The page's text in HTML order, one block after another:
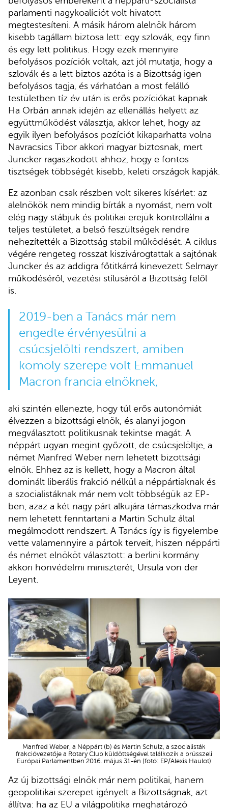
parlamenti nagykoalíciót volt hivatott
megtestesíteni. A másik három alelnök három
kisebb tagállam biztosa lett: egy szlovák, egy finn
és egy lett politikus. Hogy ezek mennyire
befolyásos pozíciók voltak, azt jól mutatja, hogy a
szlovák és a lett biztos azóta is a Bizottság igen
befolyásos tagja, és várhatóan a most felálló
testületben tíz év után is erős pozíciókat kapnak.
Ha Orbán annak idején az ellenállás helyett az
együttműködést választja, akkor lehet, hogy az
egyik ilyen befolyásos pozíciót kikaparhatta volna
Navracsics Tibor akkori magyar biztosnak, mert
Juncker ragaszkodott ahhoz, hogy e fontos
tisztségek többségét kisebb, keleti országok kapják.
Ez azonban csak részben volt sikeres kísérlet: az
alelnökök nem mindig bírták a nyomást, nem volt
elég nagy stábjuk és politikai erejük kontrollálni a
teljes testületet, a belső feszültségek rendre
nehezítették a Bizottság stabil működését. A ciklus
végére rengeteg rosszat kiszivárogtattak a sajtónak
Juncker és az addigra főtitkárrá kinevezett Selmayr
működéséről, vezetési stílusáról a Bizottság felől
is.
2019-ben a Tanács már nem
engedte érvényesülni a
csúcsjelölti rendszert, amiben
komoly szerepe volt Emmanuel
Macron francia elnöknek,
aki szintén ellenezte, hogy túl erős autonómiát
élvezzen a bizottsági elnök, és alanyi jogon
megválasztott politikusnak tekintse magát. A
néppárt ugyan megint győzött, de csúcsjelöltje, a
német Manfred Weber nem lehetett bizottsági
elnök. Ehhez az is kellett, hogy a Macron által
dominált liberális frakció nélkül a néppártiaknak és
a szocialistáknak már nem volt többségük az EP-
ben, azaz a két nagy párt alkujára támaszkodva már
nem lehetett fenntartani a Martin Schulz által
megálmodott rendszert. A Tanács így is figyelembe
vette valamennyire a pártok terveit, hiszen néppárti
és német elnököt választott: a berlini kormány
akkori honvédelmi miniszterét, Ursula von der
Leyent.
Manfred Weber, a Néppárt (b) és Martin Schulz, a szocialisták
frakcióvezetője a Rotary Club küldöttségével találkozik a brüsszeli
Európai Parlamentben 2016. május 31-én (fotó: EP/Alexis Haulot)
Az új bizottsági elnök már nem politikai, hanem
geopolitikai szerepet igényelt a Bizottságnak, azt
állítva: ha az EU a világpolitika meghatározó